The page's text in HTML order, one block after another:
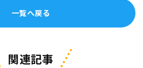
一覧へ戻る
関連記事